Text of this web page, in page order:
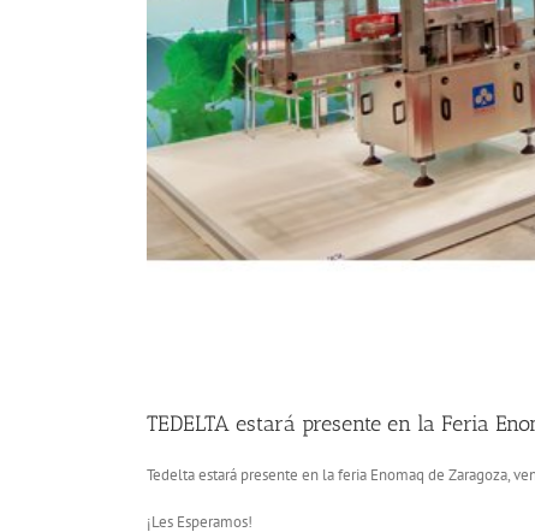
TEDELTA estará presente en la Feria
Tedelta estará presente en la feria Enomaq de Zaragoza,
¡Les Esperamos!